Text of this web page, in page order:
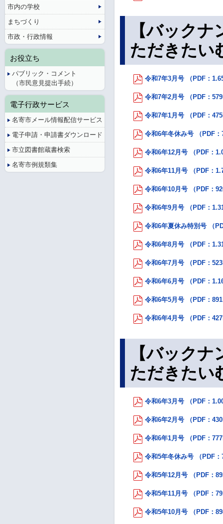
【バック
ただきたい
令和7年3月号 （PDF：
令和7年2月号 （PDF：
令和7年1月号 （PDF：
令和6年冬休み号 （PDF
令和6年12月号 （PDF：
令和6年11月号 （PDF：
令和6年10月号 （PDF：
令和6年9月号 （PDF：
令和6年夏休み特別号 （
令和6年8月号 （PDF：
令和6年7月号 （PDF：
令和6年6月号 （PDF：
令和6年5月号 （PDF：
令和6年4月号 （PDF：
【バック
ただきたい
令和6年3月号 （PDF：
令和6年2月号 （PDF：
令和6年1月号 （PDF：
令和5年冬休み号 （PDF
令和5年12月号 （PDF：
令和5年11月号 （PDF：
令和5年10月号 （PDF：
市内の学校
まちづくり
市政・行政情報
お役立ち
パブリック・コメント
（市民意見提出手続）
電子行政サービス
名寄市メール情報配信サービス
電子申請・申請書ダウンロード
市立図書館蔵書検索
名寄市例規類集